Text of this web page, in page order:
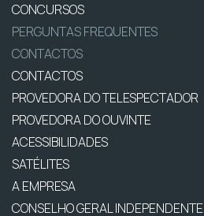
CONCURSOS
PERGUNTAS FREQUENTES
CONTACTOS
CONTACTOS
PROVEDORA DO TELESPECTADOR
PROVEDORA DO OUVINTE
ACESSIBILIDADES
SATÉLITES
A EMPRESA
CONSELHO GERAL INDEPENDENTE